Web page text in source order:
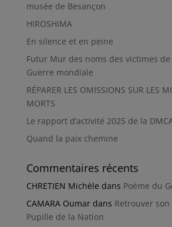
musée de Besançon
HIROSHIMA
En silence et en peine
Futur Mur des noms des victimes de
Guerre mondiale
RÉPARER LES OMISSIONS SUR LES
MORTS
Le rapport d’activité 2025 de la
Quand la paix chemine
Commentaires récents
CHRETIEN Michèle dans Poème du
CAMARA Oumardans Retrouver
Pupille de la Nation